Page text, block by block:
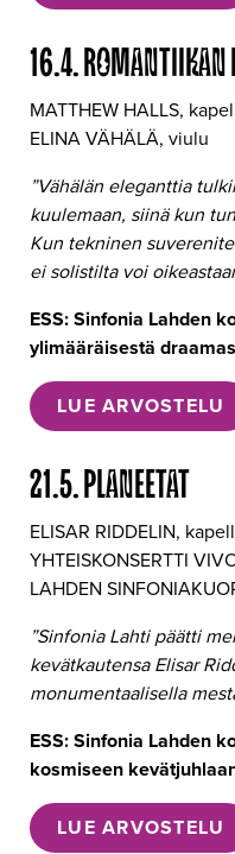
16.4. ROMANTIIKAN
MATTHEW HALLS,
ELINA VÄHÄLÄ, viulu
”Vähälän eleganttia
kuulemaan, siinä kun
Kun tekninen
ei solistilta voi
ESS: Sinfonia Lahden
ylimääräisestä
LUE ARVOSTELU
21.5. PLANEETAT
ELISAR RIDDELIN,
YHTEISKONSERTTI
LAHDEN
”Sinfonia Lahti päätti
kevätkautensa Elisar
monumentaalisella
ESS: Sinfonia Lahden
kosmiseen
LUE ARVOSTELU